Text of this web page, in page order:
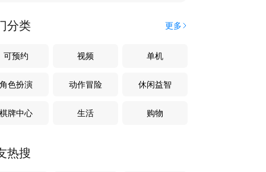
分类 更多
可预约 视频 单机
角色扮演 动作冒险 休闲益智
棋牌中心 生活 购物
热搜